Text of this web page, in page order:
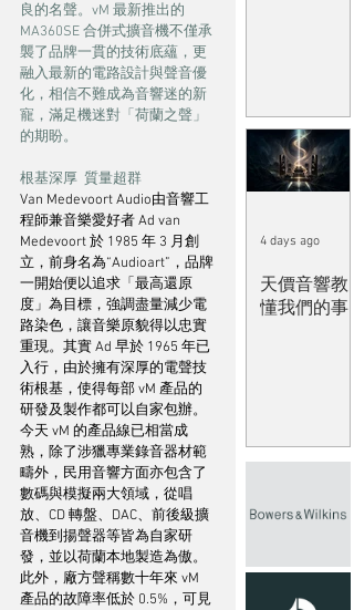
良的名聲。vM 最新推出的
MA360SE 合併式擴音機不僅承
襲了品牌一貫的技術底蘊，更
融入最新的電路設計與聲音優
化，相信不難成為音響迷的新
寵，滿足機迷對「荷蘭之聲」
的期盼。
根基深厚  質量超群
Van Medevoort Audio由音響工
程師兼音樂愛好者 Ad van
Medevoort 於 1985 年 3 月創
立，前身名為“Audioart”，品牌
一開始便以追求「最高還原
度」為目標，強調盡量減少電
路染色，讓音樂原貌得以忠實
重現。其實 Ad 早於 1965 年已
入行，由於擁有深厚的電聲技
術根基，使得每部 vM 產品的
研發及製作都可以自家包辦。
今天 vM 的產品線已相當成
熟，除了涉獵專業錄音器材範
疇外，民用音響方面亦包含了
數碼與模擬兩大領域，從唱
放、CD 轉盤、DAC、前後級擴
音機到揚聲器等皆為自家研
發，並以荷蘭本地製造為傲。
此外，廠方聲稱數十年來 vM
產品的故障率低於 0.5%，可見
天價音響教
懂我們的事
4 days ago